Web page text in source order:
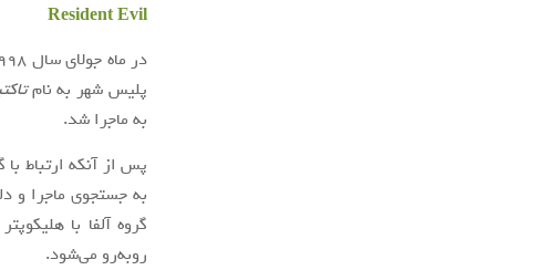
Resident Evil
پلیس شهر به نام
به ماجرا شد.
پس از آنکه ارتباط
به جستجوی ماجرا و
گروه آلفا با
روبه‌رو می‌شود.